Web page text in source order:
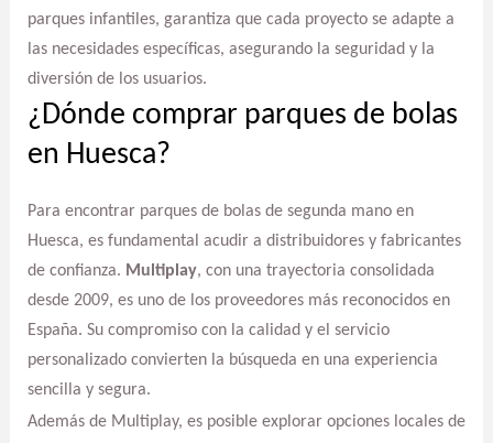
parques infantiles, garantiza que cada proyecto se adapte a
las necesidades específicas, asegurando la seguridad y la
diversión de los usuarios.
¿Dónde comprar parques de bolas
en Huesca?
Para encontrar parques de bolas de segunda mano en
Huesca, es fundamental acudir a distribuidores y fabricantes
de confianza. Multiplay, con una trayectoria consolidada
desde 2009, es uno de los proveedores más reconocidos en
España. Su compromiso con la calidad y el servicio
personalizado convierten la búsqueda en una experiencia
sencilla y segura.
Además de Multiplay, es posible explorar opciones locales de